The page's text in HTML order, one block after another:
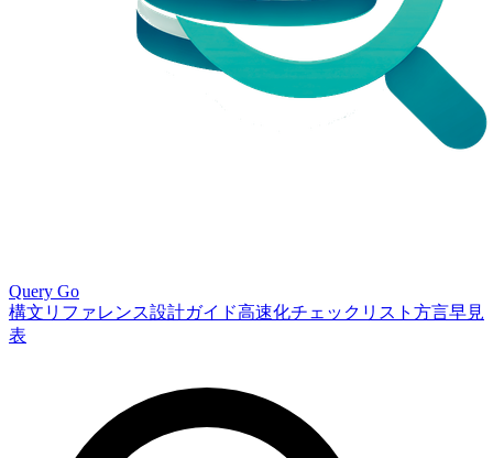
Query Go
構文リファレンス設計ガイド高速化チェックリスト 方言早見
表